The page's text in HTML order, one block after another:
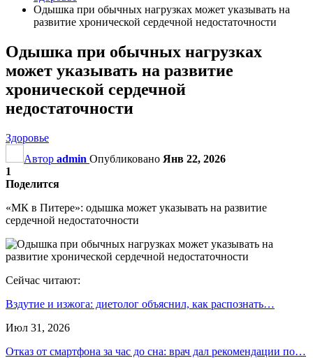
Одышка при обычных нагрузках может указывать на
развитие хронической сердечной недостаточности
Одышка при обычных нагрузках
может указывать на развитие
хронической сердечной
недостаточности
Здоровье
Автор admin Опубликовано Янв 22, 2026
1
Поделится
«МК в Питере»: одышка может указывать на развитие
сердечной недостаточности
Сейчас читают:
Вздутие и изжога: диетолог объяснил, как распознать…
Июл 31, 2026
Отказ от смартфона за час до сна: врач дал рекомендации по…